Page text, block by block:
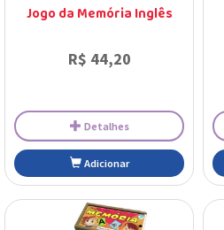
Jogo da Memória Inglês
R$ 44,20